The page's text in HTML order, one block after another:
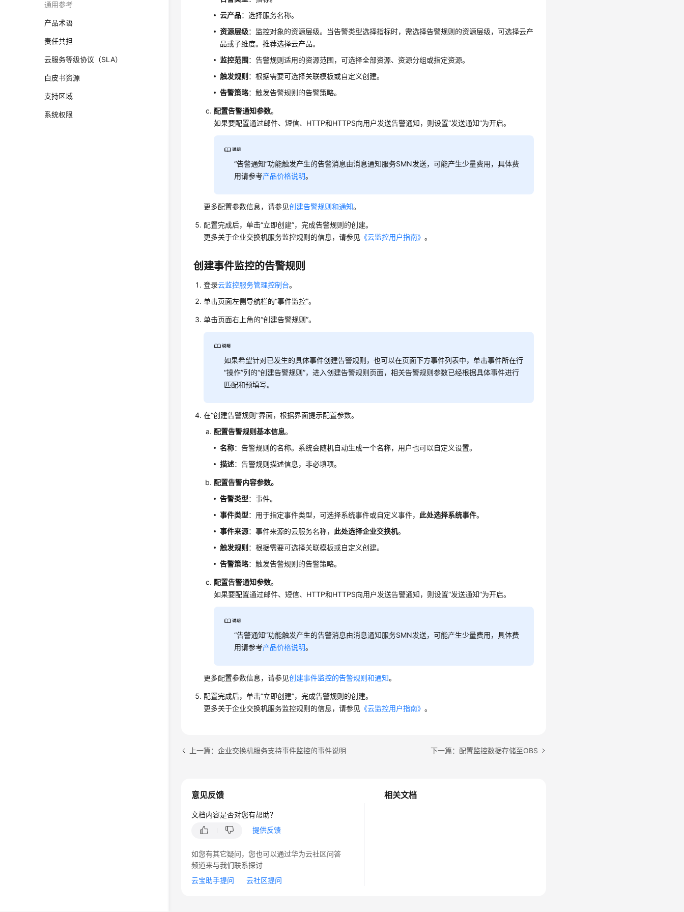
通用参考
产品术语
责任共担
云服务等级协议（SLA）
白皮书资源
支持区域
系统权限
云产品：选择服务名称。
资源层级：监控对象的资源层级。当告警类型选择指标时，需选择告警规则的资源层级，可选择云产
品或子维度。推荐选择云产品。
监控范围：告警规则适用的资源范围，可选择全部资源、资源分组或指定资源。
触发规则 ：根据需要可选择关联模板或自定义创建。
告警策略：触发告警规则的告警策略。
配置告警通知参数。
如果要配置通过邮件、短信、HTTP和HTTPS向用户发送告警通知，则设置“发送通知”为开启。
“告警通知”功能触发产生的告警消息由消息通知服务SMN发送，可能产生少量费用，具体费
用请参考产品价格说明。
更多配置参数信息，请参见创建告警规则和通知。
配置完成后，单击“立即创建”，完成告警规则的创建。
更多关于企业交换机服务监控规则的信息，请参见 《云监控用户指南》。
创建事件监控的告警规则
登录云监控服务管理控制台。
单击页面左侧导航栏的“事件监控”。
单击页面右上角的“创建告警规则”。
如果希望针对已发生的具体事件创建告警规则，也可以在页面下方事件列表中，单击事件所在行
“操作”列的“创建告警规则”，进入创建告警规则页面，相关告警规则参数已经根据具体事件进行
匹配和预填写。
在“创建告警规则”界面，根据界面提示配置参数。
配置告警规则基本信息。
名称：告警规则的名称。系统会随机自动生成一个名称，用户也可以自定义设置。
描述：告警规则描述信息，非必填项。
配置告警内容参数。
告警类型：事件。
事件类型：用于指定事件类型，可选择系统事件或自定义事件， 此处选择系统事件。
事件来源：事件来源的云服务名称， 此处选择企业交换机。
触发规则 ：根据需要可选择关联模板或自定义创建。
告警策略：触发告警规则的告警策略。
配置告警通知参数。
如果要配置通过邮件、短信、HTTP和HTTPS向用户发送告警通知，则设置“发送通知”为开启。
“告警通知”功能触发产生的告警消息由消息通知服务SMN发送，可能产生少量费用，具体费
用请参考产品价格说明。
更多配置参数信息，请参见创建事件监控的告警规则和通知。
配置完成后，单击“立即创建”，完成告警规则的创建。
更多关于企业交换机服务监控规则的信息，请参见 《云监控用户指南》。
上一篇：企业交换机服务支持事件监控的事件说明 下一篇：配置监控数据存储至OBS
相关文档
意见反馈
文档内容是否对您有帮助？
提供反馈
如您有其它疑问，您也可以通过华为云社区问答
频道来与我们联系探讨
云宝助手提问
云社区提问